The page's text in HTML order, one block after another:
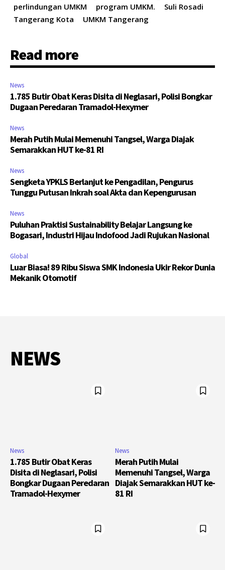
perlindungan UMKM
program UMKM.
Suli Rosadi
Tangerang Kota
UMKM Tangerang
Read more
News
1.785 Butir Obat Keras Disita di Neglasari, Polisi Bongkar
Dugaan Peredaran Tramadol-Hexymer
News
Merah Putih Mulai Memenuhi Tangsel, Warga Diajak
Semarakkan HUT ke-81 RI
News
Sengketa YPKLS Berlanjut ke Pengadilan, Pengurus
Tunggu Putusan Inkrah soal Akta dan Kepengurusan
News
Puluhan Praktisi Sustainability Belajar Langsung ke
Bogasari, Industri Hijau Indofood Jadi Rujukan Nasional
Global
Luar Biasa! 89 Ribu Siswa SMK Indonesia Ukir Rekor Dunia
Mekanik Otomotif
NEWS
News
1.785 Butir Obat Keras
Disita di Neglasari, Polisi
Bongkar Dugaan Peredaran
Tramadol-Hexymer
News
Merah Putih Mulai
Memenuhi Tangsel, Warga
Diajak Semarakkan HUT ke-
81 RI